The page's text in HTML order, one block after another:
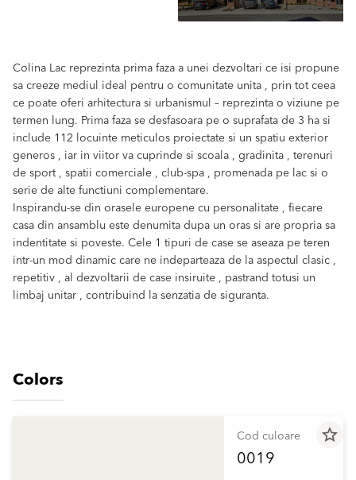
Colina Lac reprezinta prima faza a unei dezvoltari ce isi propune
sa creeze mediul ideal pentru o comunitate unita , prin tot ceea
ce poate oferi arhitectura si urbanismul – reprezinta o viziune pe
termen lung. Prima faza se desfasoara pe o suprafata de 3 ha si
include 112 locuinte meticulos proiectate si un spatiu exterior
generos , iar in viitor va cuprinde si scoala , gradinita , terenuri
de sport , spatii comerciale , club-spa , promenada pe lac si o
serie de alte functiuni complementare.
Inspirandu-se din orasele europene cu personalitate , fiecare
casa din ansamblu este denumita dupa un oras si are propria sa
indentitate si poveste. Cele 1 tipuri de case se aseaza pe teren
intr-un mod dinamic care ne indeparteaza de la aspectul clasic ,
repetitiv , al dezvoltarii de case insiruite , pastrand totusi un
limbaj unitar , contribuind la senzatia de siguranta.
Colors
star_border
Cod culoare
0019